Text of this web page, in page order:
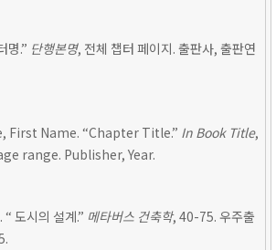
명.” 단행본명, 전체 챕터 페이지. 출판사, 출판연
First Name. “Chapter Title.” In Book Title,
range. Publisher, Year.
“ 도시의 설계.” 메타버스 건축학, 40-75. 우주출